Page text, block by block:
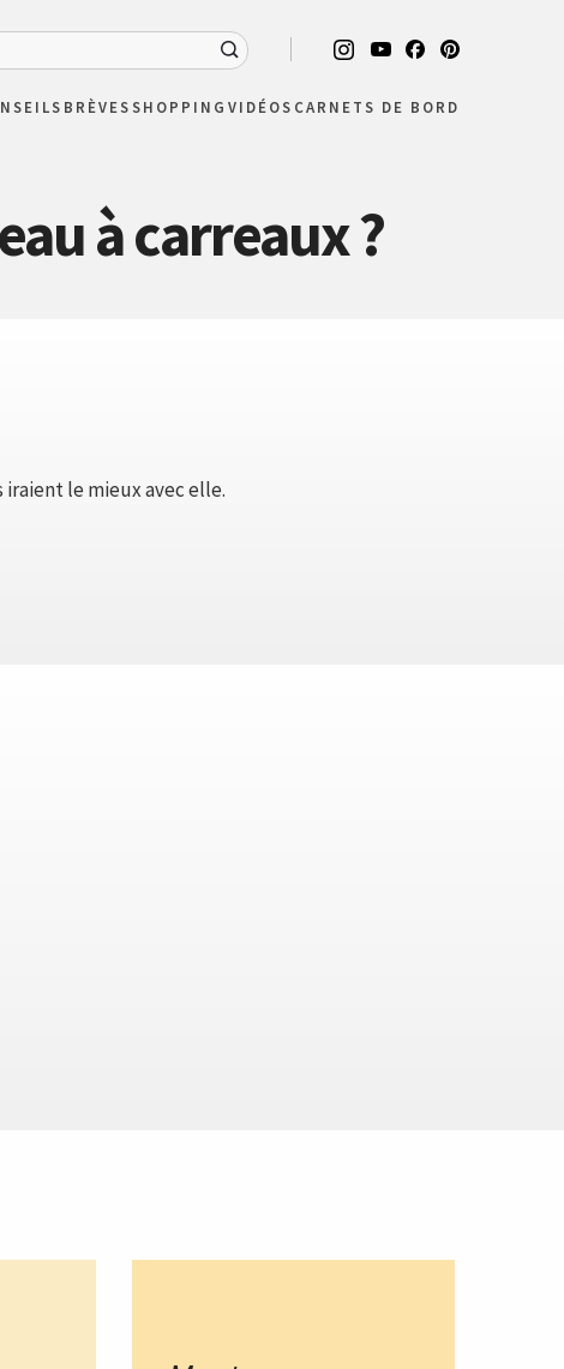
BRÈVESSHOPPING VIDÉOS CARNETS DE BORD
à carreaux ?
le mieux avec elle.